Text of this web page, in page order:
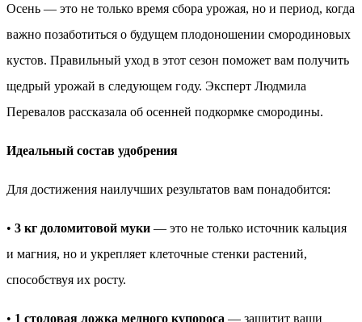
Осень — это не только время сбора урожая, но и период, когда
важно позаботиться о будущем плодоношении смородиновых
кустов. Правильный уход в этот сезон поможет вам получить
щедрый урожай в следующем году. Эксперт Людмила
Перевалов рассказала об осенней подкормке смородины.
Идеальный состав удобрения
Для достижения наилучших результатов вам понадобится:
• 3 кг доломитовой муки — это не только источник кальция
и магния, но и укрепляет клеточные стенки растений,
способствуя их росту.
• 1 столовая ложка медного купороса — защитит ваши